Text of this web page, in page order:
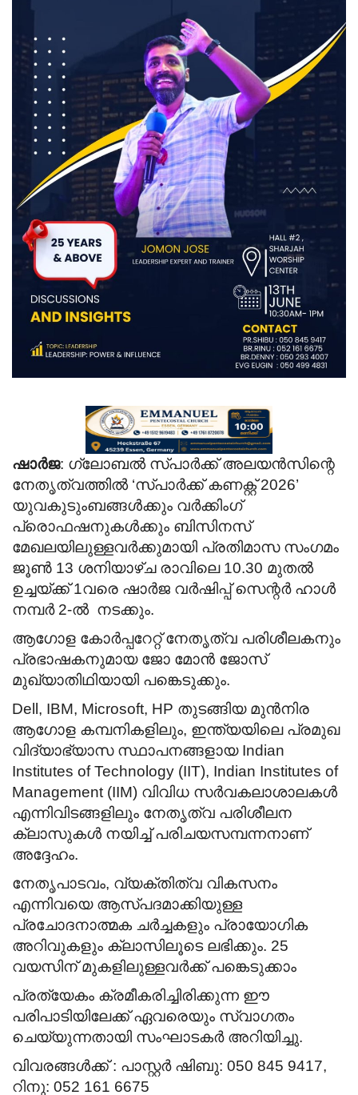
Videos
Praise & Prayers
Contact US
ഷാർജ: ഗ്ലോബൽ സ്പാർക്ക് അലയൻസിന്റെ
നേതൃത്വത്തിൽ ‘സ്പാർക്ക് കണക്റ്റ് 2026’
യുവകുടുംബങ്ങൾക്കും വർക്കിംഗ്
പ്രൊഫഷനുകൾക്കും ബിസിനസ്
മേഖലയിലുള്ളവർക്കുമായി പ്രതിമാസ സംഗമം
ജൂൺ 13 ശനിയാഴ്ച രാവിലെ 10.30 മുതൽ
ഉച്ചയ്ക്ക് 1വരെ ഷാർജ വർഷിപ്പ് സെന്റർ ഹാൾ
നമ്പർ 2-ൽ നടക്കും.
ആഗോള കോർപ്പറേറ്റ് നേതൃത്വ പരിശീലകനും
പ്രഭാഷകനുമായ ജോ മോൻ ജോസ്
മുഖ്യാതിഥിയായി പങ്കെടുക്കും.
Dell⁠, IBM⁠, Microsoft⁠, HP⁠ തുടങ്ങിയ മുൻനിര
ആഗോള കമ്പനികളിലും, ഇന്ത്യയിലെ പ്രമുഖ
വിദ്യാഭ്യാസ സ്ഥാപനങ്ങളായ Indian
Institutes of Technology (IIT), Indian Institutes of
Management (IIM) വിവിധ സർവകലാശാലകൾ
എന്നിവിടങ്ങളിലും നേതൃത്വ പരിശീലന
ക്ലാസുകൾ നയിച്ച് പരിചയസമ്പന്നനാണ്
അദ്ദേഹം.
നേതൃപാടവം, വ്യക്തിത്വ വികസനം
എന്നിവയെ ആസ്പദമാക്കിയുള്ള
പ്രചോദനാത്മക ചർച്ചകളും പ്രായോഗിക
അറിവുകളും ക്ലാസിലൂടെ ലഭിക്കും. 25
വയസിന് മുകളിലുള്ളവർക്ക് പങ്കെടുക്കാം
പ്രത്യേകം ക്രമീകരിച്ചിരിക്കുന്ന ഈ
പരിപാടിയിലേക്ക് ഏവരെയും സ്വാഗതം
ചെയ്യുന്നതായി സംഘാടകർ അറിയിച്ചു.
വിവരങ്ങൾക്ക് : പാസ്റ്റർ ഷിബു: 050 845 9417,
റിനു: 052 161 6675